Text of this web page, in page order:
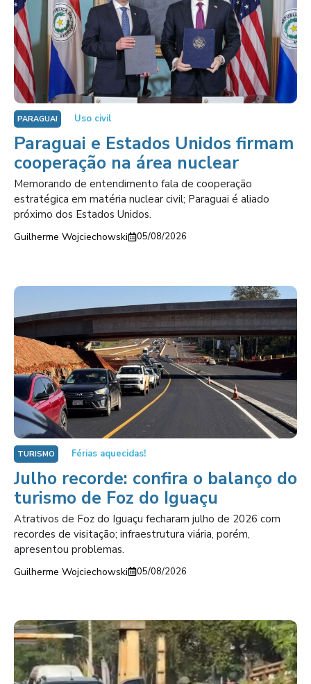
PARAGUAI Uso civil
Paraguai e Estados Unidos firmam
cooperação na área nuclear
Memorando de entendimento fala de cooperação
estratégica em matéria nuclear civil; Paraguai é aliado
próximo dos Estados Unidos.
Guilherme Wojciechowski 05/08/2026
TURISMO Férias aquecidas!
Julho recorde: confira o balanço do
turismo de Foz do Iguaçu
Atrativos de Foz do Iguaçu fecharam julho de 2026 com
recordes de visitação; infraestrutura viária, porém,
apresentou problemas.
Guilherme Wojciechowski 05/08/2026